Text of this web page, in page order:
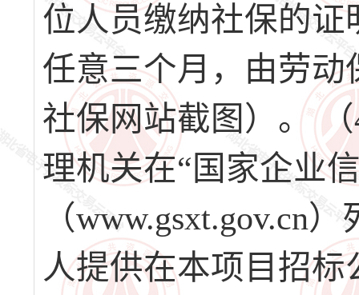
位人员缴纳社保的
任意三个月，由劳
社保网站截图）。
理机关在“国家企业
（www.gsxt.gov.cn
人提供在本项目招